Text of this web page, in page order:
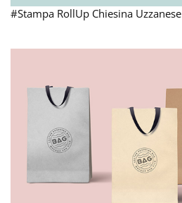
#Stampa RollUp Chiesina Uzzanese